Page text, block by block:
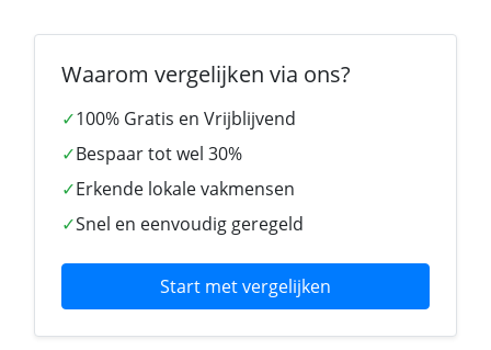
Waarom vergelijken via ons?
✓100% Gratis en Vrijblijvend
✓Bespaar tot wel 30%
✓Erkende lokale vakmensen
✓Snel en eenvoudig geregeld
Start met vergelijken